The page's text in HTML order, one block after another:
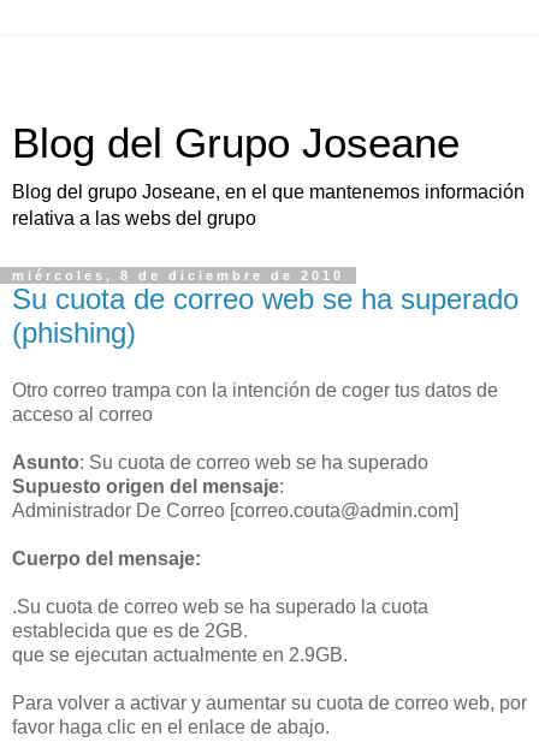
Blog del Grupo Joseane
Blog del grupo Joseane, en el que mantenemos información
relativa a las webs del grupo
miércoles, 8 de diciembre de 2010
Su cuota de correo web se ha superado
(phishing)
Otro correo trampa con la intención de coger tus datos de
acceso al correo
Asunto: Su cuota de correo web se ha superado
Supuesto origen del mensaje:
Administrador De Correo [correo.couta@admin.com]
Cuerpo del mensaje:
.Su cuota de correo web se ha superado la cuota
establecida que es de 2GB.
que se ejecutan actualmente en 2.9GB.
Para volver a activar y aumentar su cuota de correo web, por
favor haga clic en el enlace de abajo.